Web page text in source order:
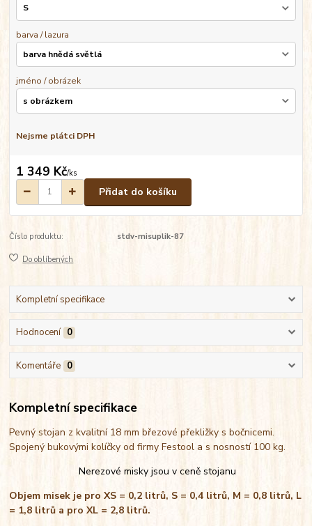
barva / lazura
jméno / obrázek
Nejsme plátci DPH
1 349 Kč/ks
Přidat do košíku
Číslo produktu: stdv-misuplik-87
Do oblíbených
Kompletní specifikace
Hodnocení 0
Komentáře 0
Kompletní specifikace
Pevný stojan z kvalitní 18 mm březové překližky s bočnicemi.
Spojený bukovými kolíčky od firmy Festool a s nosností 100 kg.
Nerezové misky jsou v ceně stojanu
Objem misek je pro XS = 0,2 litrů, S = 0,4 litrů, M = 0,8 litrů, L
= 1,8 litrů a pro XL = 2,8 litrů.